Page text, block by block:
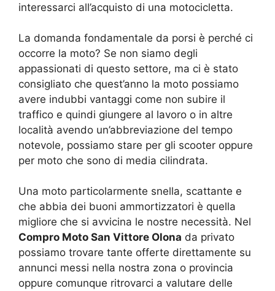
interessarci all’acquisto di una motocicletta.
La domanda fondamentale da porsi è perché ci
occorre la moto? Se non siamo degli
appassionati di questo settore, ma ci è stato
consigliato che quest’anno la moto possiamo
avere indubbi vantaggi come non subire il
traffico e quindi giungere al lavoro o in altre
località avendo un’abbreviazione del tempo
notevole, possiamo stare per gli scooter oppure
per moto che sono di media cilindrata.
Una moto particolarmente snella, scattante e
che abbia dei buoni ammortizzatori è quella
migliore che si avvicina le nostre necessità. Nel
Compro Moto San Vittore Olona da privato
possiamo trovare tante offerte direttamente su
annunci messi nella nostra zona o provincia
oppure comunque ritrovarci a valutare delle